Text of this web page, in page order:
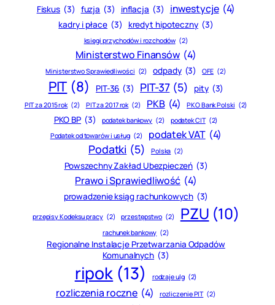
Fiskus (3) fuzja (3) inflacja (3) inwestycje (4)
kadry i płace (3) kredyt hipoteczny (3)
księgi przychodów i rozchodów (2)
Ministerstwo Finansów (4)
Ministerstwo Sprawiedliwości (2) odpady (3) OFE (2)
PIT (8) PIT-36 (3) PIT-37 (5) pity (3)
PIT za 2015 rok (2) PIT za 2017 rok (2) PKB (4) PKO Bank Polski (2)
PKO BP (3) podatek bankowy (2) podatek CIT (2)
Podatek od towarów i usług (2) podatek VAT (4)
Podatki (5) Polska (2)
Powszechny Zakład Ubezpieczeń (3)
Prawo i Sprawiedliwość (4)
prowadzenie ksiąg rachunkowych (3)
przepisy Kodeksu pracy (2) przestępstwo (2) PZU (10)
rachunek bankowy (2)
Regionalne Instalacje Przetwarzania Odpadów
Komunalnych (3)
ripok (13) rodzaje ulg (2)
rozliczenia roczne (4) rozliczenie PIT (2)